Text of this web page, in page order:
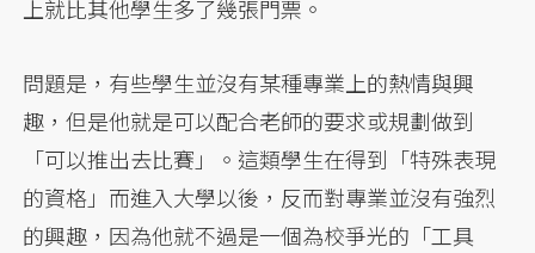
上就比其他學生多了幾張門票。
問題是，有些學生並沒有某種專業上的熱情與興
趣，但是他就是可以配合老師的要求或規劃做到
「可以推出去比賽」。這類學生在得到「特殊表現
的資格」而進入大學以後，反而對專業並沒有強烈
的興趣，因為他就不過是一個為校爭光的「工具